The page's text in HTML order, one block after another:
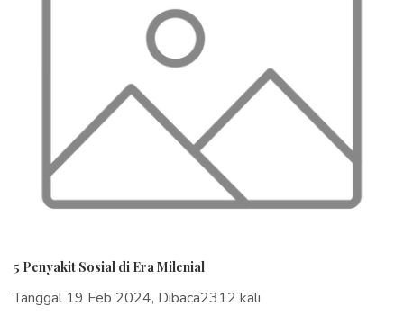
5 Penyakit Sosial di Era Milenial
Tanggal 19 Feb 2024, Dibaca2312 kali